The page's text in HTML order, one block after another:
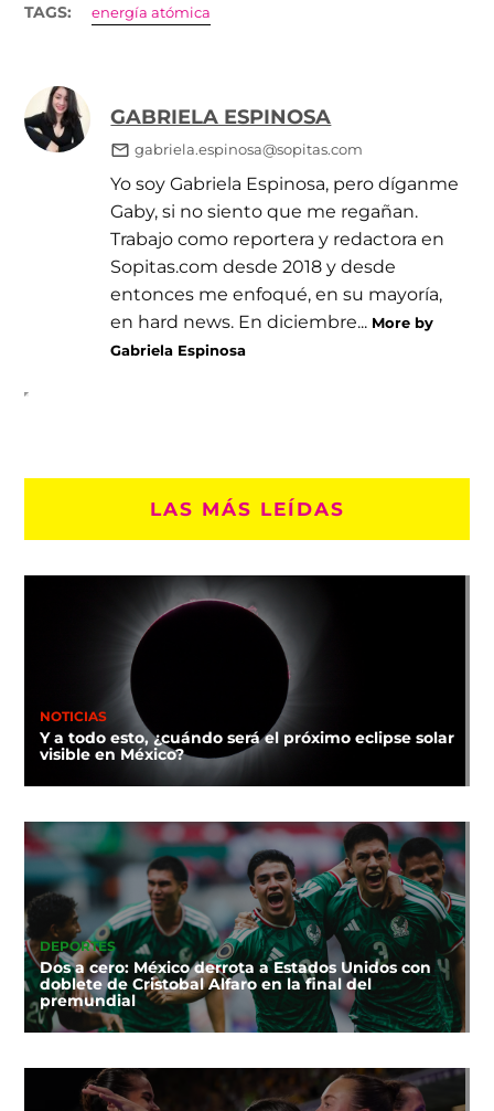
TAGS: energía atómica
GABRIELA ESPINOSA
gabriela.espinosa@sopitas.com
Yo soy Gabriela Espinosa, pero díganme
Gaby, si no siento que me regañan.
Trabajo como reportera y redactora en
Sopitas.com desde 2018 y desde
entonces me enfoqué, en su mayoría,
en hard news. En diciembre... More by
Gabriela Espinosa
LAS MÁS LEÍDAS
NOTICIAS
Y a todo esto, ¿cuándo será el próximo eclipse solar
visible en México?
DEPORTES
Dos a cero: México derrota a Estados Unidos con
doblete de Cristobal Alfaro en la final del
premundial